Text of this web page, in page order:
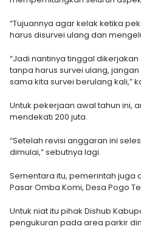
“Tujuannya agar kelak ketika
harus disurvei ulang dan
“Jadi nantinya tinggal
tanpa harus survei ulang,
sama kita survei berulang kali,”
Untuk pekerjaan awal tahun ini,
mendekati 200 juta.
“Setelah revisi anggaran ini
dimulai,” sebutnya lagi.
Sementara itu, pemerintah juga
Pasar Omba Komi, Desa Pogo
Untuk niat itu pihak Dishub
pengukuran pada area parkir